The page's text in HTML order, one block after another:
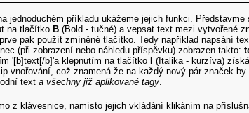
jednoduchém příkladu ukážeme jejich funkci. Představme
na tlačítkoB (Bold - tučné) a vepsat text mezi vytvořené
pak použít zmíněné tlačítko. Tedy například napsání
(při zobrazení nebo náhledu příspěvku) zobrazen takto:
'[b]text[/b]'a klepnutím na tlačítkoI (Italika - kurzíva)
vnořování, což znamená že na každý nový pár značek
texta všechny již aplikované tagy
z klávesnice, namísto jejich vkládání klikáním na